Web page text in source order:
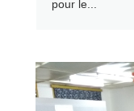
pour le...